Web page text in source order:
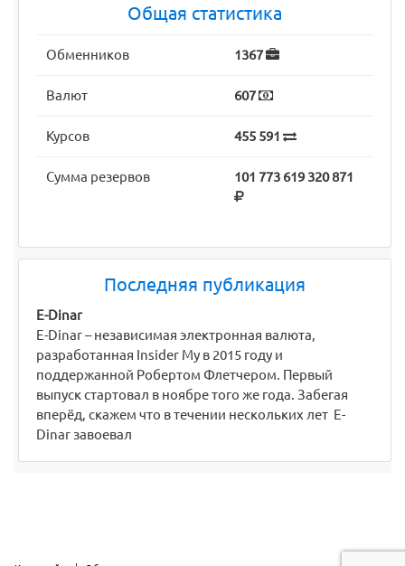
Общая статистика
Обменников 1367
Валют 607
Курсов 455 591
Сумма резервов 101 773 619 320 871
Последняя публикация
E-Dinar
E-Dinar – независимая электронная валюта,
разработанная Insider My в 2015 году и
поддержанной Робертом Флетчером. Первый
выпуск стартовал в ноябре того же года. Забегая
вперёд, скажем что в течении нескольких лет E-
Dinar завоевал